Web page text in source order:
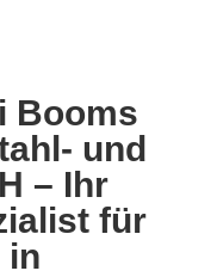
Booms
und
– Ihr
für
in